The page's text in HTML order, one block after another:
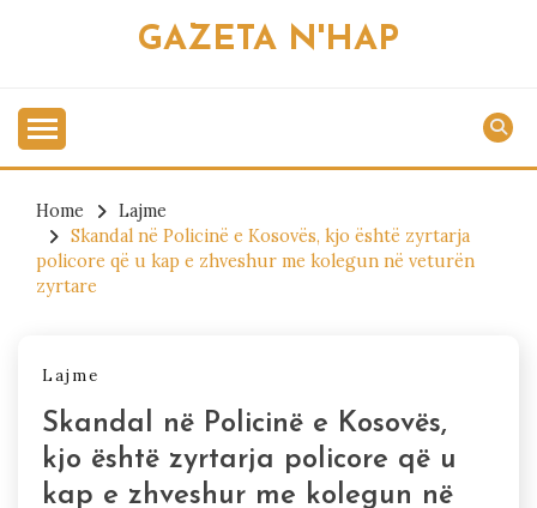
GAZETA N'HAP
Home
Lajme
Skandal në Policinë e Kosovës, kjo është zyrtarja
policore që u kap e zhveshur me kolegun në veturën
zyrtare
Lajme
Skandal në Policinë e Kosovës,
kjo është zyrtarja policore që u
kap e zhveshur me kolegun në